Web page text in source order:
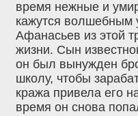
время нежные и
кажутся волшебным
Афанасьев из этой
жизни. Сын
он был вынужден
школу, чтобы
кража привела его
время он снова